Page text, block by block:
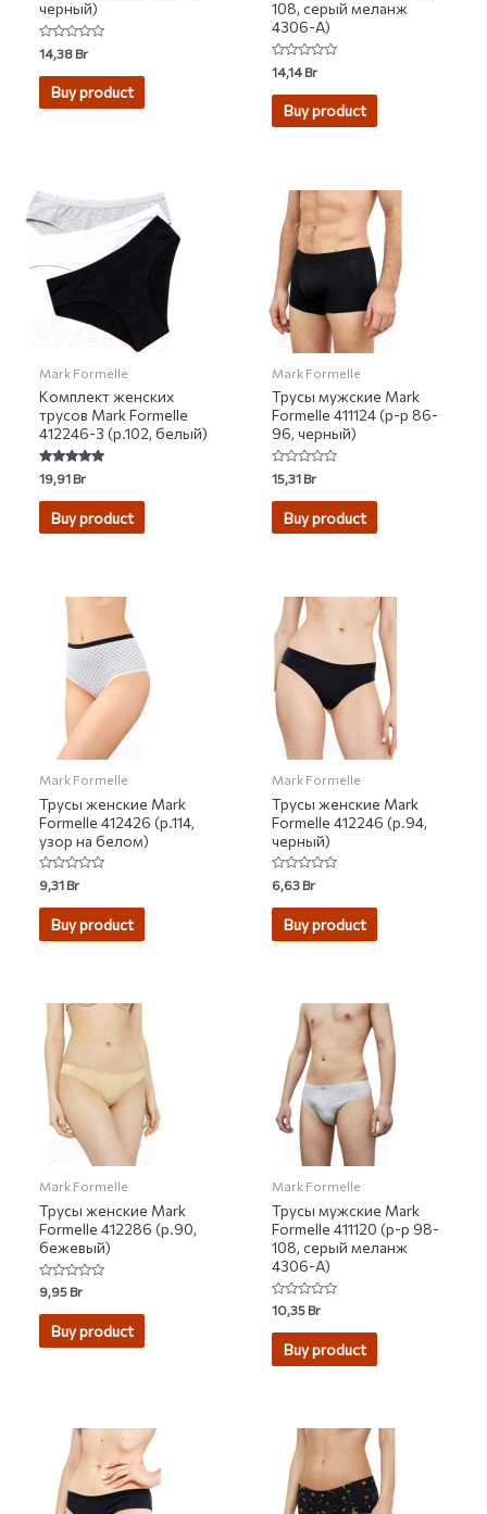
черный)
Rated
0
out
14,38Br
Buy product
108, серый меланж
4306-А)
Rated
0
out
14,14Br
Buy product
Mark Formelle
Комплект женских
трусов Mark Formelle
412246-3 (р.102, белый)
Rated
5.00
out of 5
19,91Br
Buy product
Mark Formelle
Трусы мужские Mark
Formelle 411124 (р-р 86-
96, черный)
Rated
0
out
15,31Br
Buy product
Mark Formelle
Трусы женские Mark
Formelle 412426 (р.114,
узор на белом)
Rated
0
out
9,31Br
Buy product
Mark Formelle
Трусы женские Mark
Formelle 412246 (р.94,
черный)
Rated
0
out
6,63Br
Buy product
Mark Formelle
Трусы женские Mark
Formelle 412286 (р.90,
бежевый)
Rated
0
out
9,95Br
Buy product
Mark Formelle
Трусы мужские Mark
Formelle 411120 (р-р 98-
108, серый меланж
4306-А)
Rated
0
out
10,35Br
Buy product